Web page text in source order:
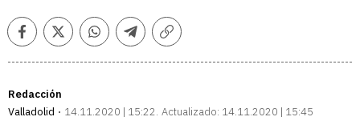
FacebookTwitterWhatsappTelegramCopiar
Redacción
Valladolid
14.11.2020 | 15:22 Actualizado: 14.11.2020 | 15:45